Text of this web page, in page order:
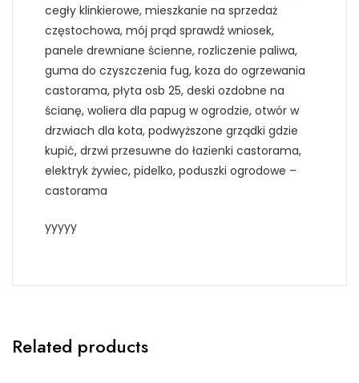
cegły klinkierowe, mieszkanie na sprzedaż
częstochowa, mój prąd sprawdź wniosek,
panele drewniane ścienne, rozliczenie paliwa,
guma do czyszczenia fug, koza do ogrzewania
castorama, płyta osb 25, deski ozdobne na
ścianę, woliera dla papug w ogrodzie, otwór w
drzwiach dla kota, podwyższone grządki gdzie
kupić, drzwi przesuwne do łazienki castorama,
elektryk żywiec, pidelko, poduszki ogrodowe –
castorama
yyyyy
Related products